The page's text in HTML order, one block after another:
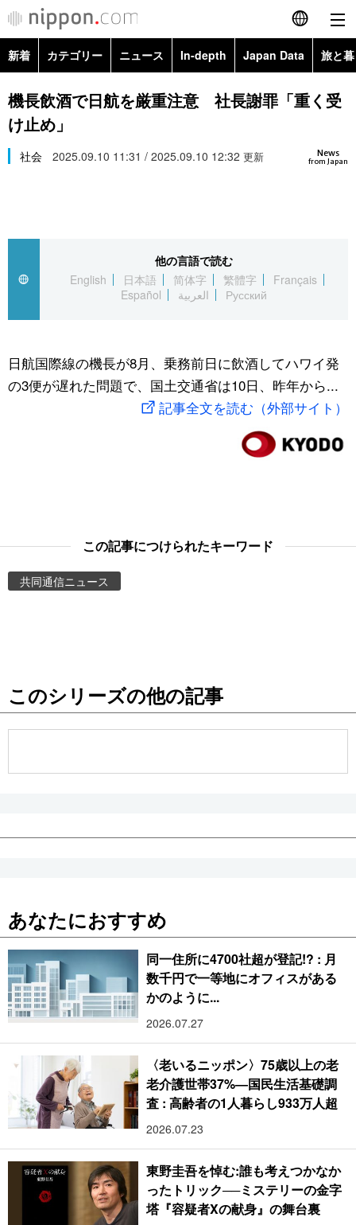
English
简体字
Русский
カテゴリー
経済・ビジネス
国際
文化
トップ
アーカイブ
In-depth
Japan Data
動画/Live
お知らせ
新着 カテゴリー ニュース In-depth Japan Data 旅と
政治・外交
経済・ビジネス
スポーツ・東京2020
Topics
機長飲酒で日航を厳重注意 社長謝罪「重く受
け止め」
News
from Japan
社会 2025.09.10 11:31 / 2025.09.10 12:32 更新
他の言語で読む
English
日本語 简体字 繁體字
Français
Español
العربية Русский
日航国際線の機長が8月、乗務前日に飲酒してハワイ発
の3便が遅れた問題で、国土交通省は10日、昨年から...
記事全文を読む（外部サイト）
この記事につけられたキーワード
共同通信ニュース
このシリーズの他の記事
あなたにおすすめ
同一住所に4700社超が登記!? : 月
数千円で一等地にオフィスがある
かのように...
2026.07.27
〈老いるニッポン〉75歳以上の老
老介護世帯37%―国民生活基礎調
査 : 高齢者の1人暮らし933万人超
2026.07.23
東野圭吾を悼む:誰も考えつかなか
ったトリック──ミステリーの金字
塔『容疑者Xの献身』の舞台裏